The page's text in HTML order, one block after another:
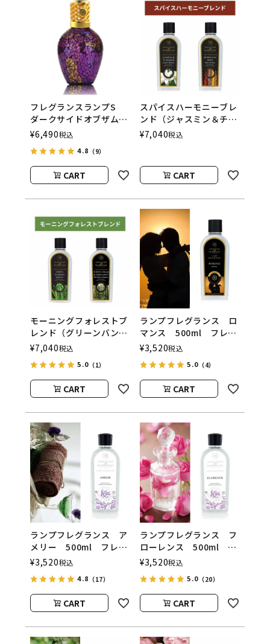
フレグランスランプS
ダークサイドオブザムー
ン
ASHLEIGH&BURWOOD
（アシュレイアンドバー
ウッド）
¥6,490税込
4.8 （9）
CART
スパイスハーモニーブレ
ンド（ジャスミン＆チュ
ベローズ／モロカンスパ
イス） フレグランスラ
¥7,040税込
CART
モーニングフォレストブ
レンド（グリーンバンブ
ー／ホワイトシダー＆ベ
ルガモット） フレグラ
ンスランプ用オイル
¥7,040税込
5.0 （1）
CART
ランプフレグランス ロ
マンス 500ml フレグ
ランスランプ用オイル
ASHLEIGH&BURWOOD
（アシュレイアンドバー
ウッド）
¥3,520税込
5.0（4）
CART
ランプフレグランス ア
メリー 500ml フレグ
ランスランプ用オイル
ASHLEIGH&BURWOOD
（アシュレイアンドバー
ウッド）
¥3,520税込
4.8 （17）
CART
ランプフレグランス フ
ローレンス 500ml フ
レグランスランプ用オイ
ル
ASHLEIGH&BURWOOD
（アシュレイアンドバー
ウッド）
¥3,520税込
5.0（20）
CART